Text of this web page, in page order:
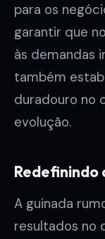
para os
garantir que
às demandas
também
duradouro no
evolução.
Redefinindo
A guinada
resultados no